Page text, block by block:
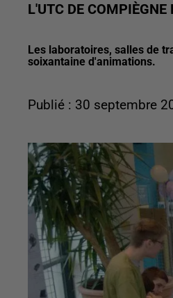
L'UTC DE COMPIÈGNE
Les laboratoires, salles de
soixantaine d'animations.
Publié : 30 septembre